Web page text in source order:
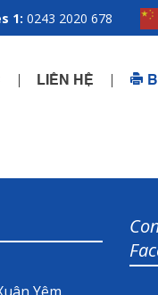
1: 0243 2020 678
LIÊN HỆ